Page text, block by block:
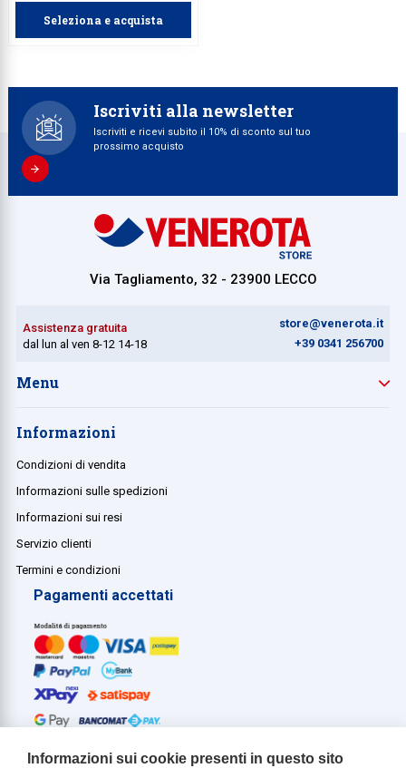
Seleziona e acquista
Iscriviti alla newsletter
Iscriviti e ricevi subito il 10% di sconto sul tuo
prossimo acquisto
Via Tagliamento, 32 - 23900 LECCO
Assistenza gratuita
dal lun al ven 8-12 14-18
store@venerota.it
+39 0341 256700
Menu
Informazioni
Condizioni di vendita
Informazioni sulle spedizioni
Informazioni sui resi
Servizio clienti
Termini e condizioni
Pagamenti accettati
Informazioni sui cookie presenti in questo sito